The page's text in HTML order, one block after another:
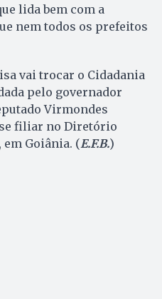
lida bem com a
nem todos os prefeitos
vai trocar o Cidadania
pelo governador
Virmondes
filiar no Diretório
Goiânia. (E.F.B.)